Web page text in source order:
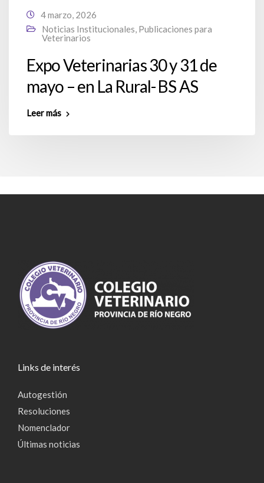
4 marzo, 2026
Noticias Institucionales Publicaciones para
Veterinarios
Expo Veterinarias 30 y 31 de
mayo – en La Rural- BS AS
Leer más
Links de interés
Autogestión
Resoluciones
Nomenclador
Últimas noticias